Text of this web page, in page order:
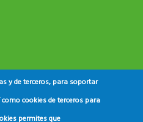
y de terceros, para soportar
cookies de terceros para
permites que